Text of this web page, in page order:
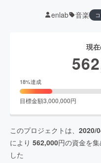
enlab 音楽
現
18%達成
目標金額3,000,000円
このプロジェクトは、 2020/
により 562,000円の資金を集
した